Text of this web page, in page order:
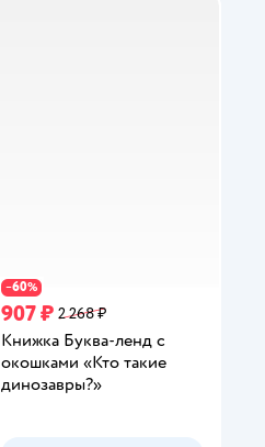
−60%
907 ₽ 2 268 ₽
Книжка Буква-ленд с
окошками «Кто такие
динозавры?»